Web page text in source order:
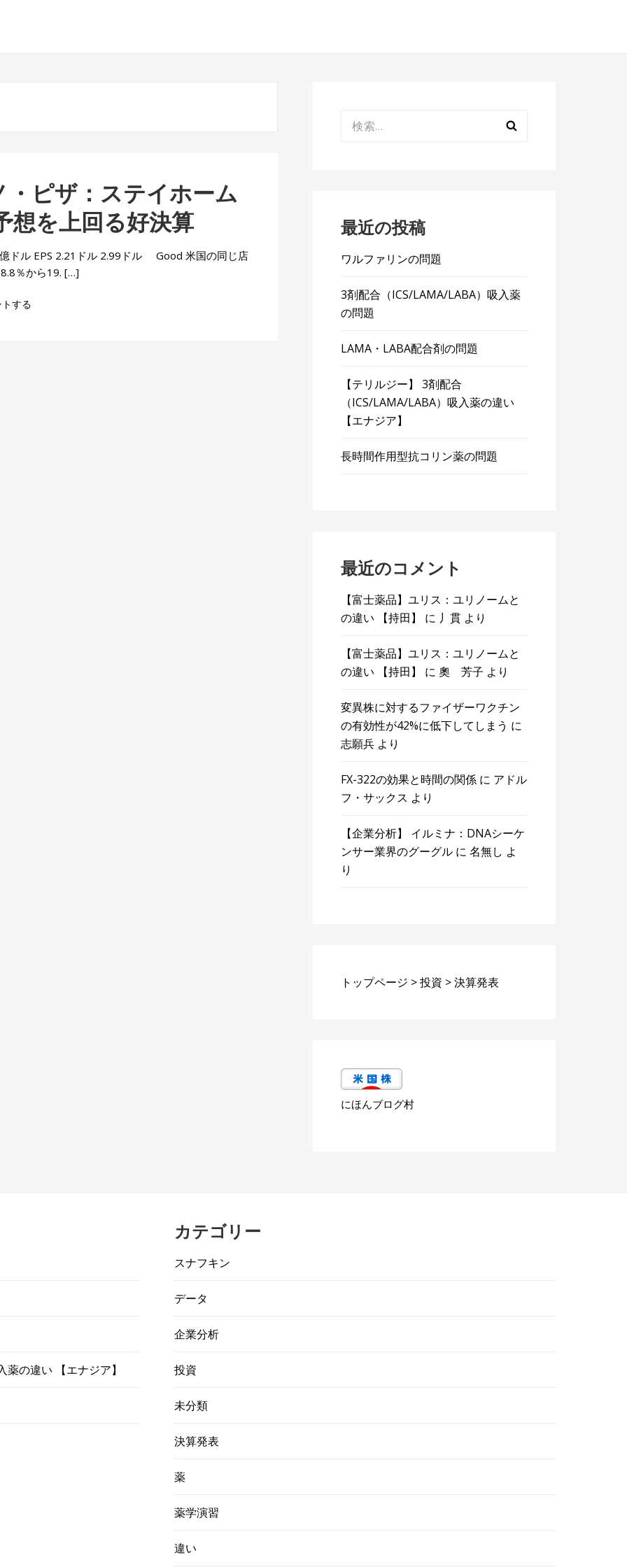
・ピザ：ステイホーム
想を上回る好決算
ドル EPS 2.21ドル 2.99ドル Good 米国の同じ店
％から19. […]
する
索:
最近の投稿
ワルファリンの問題
3剤配合（ICS/LAMA/LABA）吸入薬
の問題
LAMA・LABA配合剤の問題
【テリルジー】 3剤配合
（ICS/LAMA/LABA）吸入薬の違い
【エナジア】
長時間作用型抗コリン薬の問題
最近のコメント
【富士薬品】ユリス：ユリノームと
の違い 【持田】
に 丿貫 より
【富士薬品】ユリス：ユリノームと
の違い 【持田】
に奧 芳子 より
変異株に対するファイザーワクチン
の有効性が42%に低下してしまう に
志願兵 より
FX-322の効果と時間の関係 に アドル
フ・サックス より
【企業分析】 イルミナ：DNAシーケ
ンサー業界のグーグル に名無し よ
り
トップページ >投資 >決算発表
にほんブログ村
の違い 【エナジア】
カテゴリー
スナフキン
データ
企業分析
投資
未分類
決算発表
薬
薬学演習
違い